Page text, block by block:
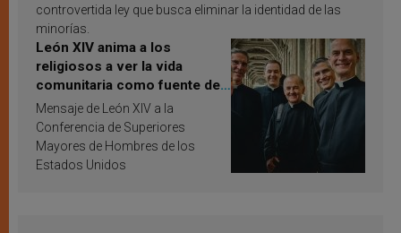
controvertida ley que busca eliminar la identidad de las
minorías.
León XIV anima a los
religiosos a ver la vida
comunitaria como fuente de
inspiración y santificación
Mensaje de León XIV a la
Conferencia de Superiores
Mayores de Hombres de los
Estados Unidos